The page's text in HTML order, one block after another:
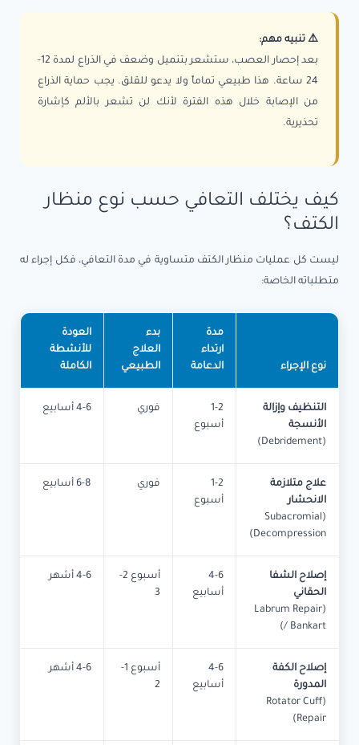
⚠️ تنبيه مهم:
بعد إحصار العصب، ستشعر بتنميل وضعف في الذراع لمدة 12-
24 ساعة. هذا طبيعي تماماً ولا يدعو للقلق. يجب حماية الذراع
من الإصابة خلال هذه الفترة لأنك لن تشعر بالألم كإشارة
تحذيرية.
كيف يختلف التعافي حسب نوع منظار
الكتف؟
ليست كل عمليات منظار الكتف متساوية في مدة التعافي، فكل إجراء له
متطلباته الخاصة:
نوع الإجراء
مدة
ارتداء
الدعامة
بدء
العلاج
الطبيعي
العودة
للأنشطة
الكاملة
التنظيف وإزالة
الأنسجة
(Debridement)
1-2
أسبوع
فوري 4-6 أسابيع
علاج متلازمة
الانحشار
(Subacromial
Decompression)
1-2
أسبوع
فوري 6-8 أسابيع
إصلاح الشفا
الحقاني
(Labrum Repair
/ Bankart)
4-6
أسابيع
أسبوع 2-
3
4-6 أشهر
إصلاح الكفة
المدورة
(Rotator Cuff
Repair)
4-6
أسابيع
أسبوع 1-
2
4-6 أشهر